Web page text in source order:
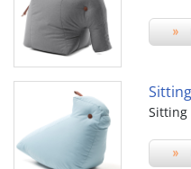
»
Sitting
»